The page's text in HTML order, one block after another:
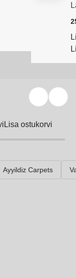
Lisa ostukorvi
Ayyildiz Carpets